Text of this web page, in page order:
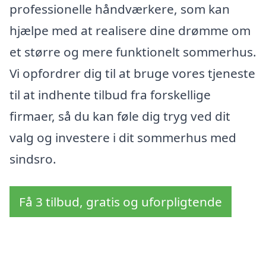
professionelle håndværkere, som kan
hjælpe med at realisere dine drømme om
et større og mere funktionelt sommerhus.
Vi opfordrer dig til at bruge vores tjeneste
til at indhente tilbud fra forskellige
firmaer, så du kan føle dig tryg ved dit
valg og investere i dit sommerhus med
sindsro.
Få 3 tilbud, gratis og uforpligtende